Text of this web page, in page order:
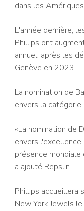
dans les
L'année dernière,
Phillips ont
annuel, après les
Genève en 2023.
La nomination de
envers la catégorie
«La nomination de
envers
présence mondiale
a ajouté Repslin.
Phillips accueillera
New York Jewels